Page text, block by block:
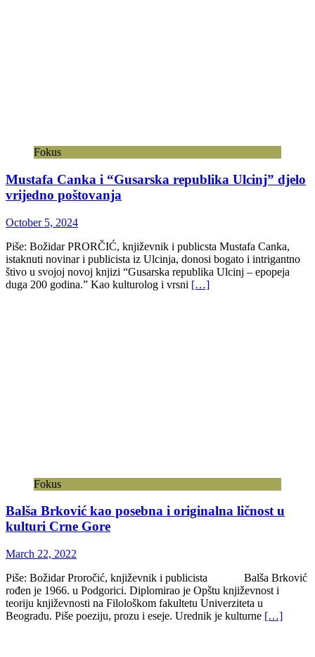
Fokus
Mustafa Canka i “Gusarska republika Ulcinj” djelo
vrijedno poštovanja
October 5, 2024
Piše: Božidar PRORČIĆ, književnik i publicsta Mustafa Canka,
istaknuti novinar i publicista iz Ulcinja, donosi bogato i intrigantno
štivo u svojoj novoj knjizi “Gusarska republika Ulcinj – epopeja
duga 200 godina.” Kao kulturolog i vrsni […]
Fokus
Balša Brković kao posebna i originalna ličnost u
kulturi Crne Gore
March 22, 2022
Piše: Božidar Proročić, književnik i publicista Balša Brković
rođen je 1966. u Podgorici. Diplomirao je Opštu književnost i
teoriju književnosti na Filološkom fakultetu Univerziteta u
Beogradu. Piše poeziju, prozu i eseje. Urednik je kulturne […]